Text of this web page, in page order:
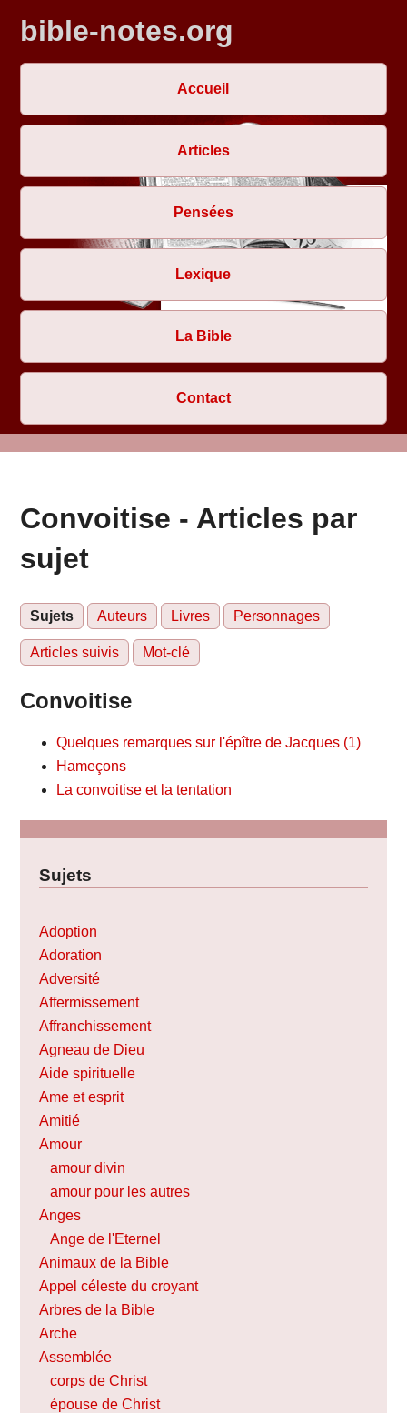
bible-notes.org
Accueil
Articles
Pensées
Lexique
La Bible
Contact
Convoitise - Articles par
sujet
Sujets Auteurs Livres Personnages
Articles suivis Mot-clé
Convoitise
Quelques remarques sur l'épître de Jacques (1)
Hameçons
La convoitise et la tentation
Sujets
Adoption
Adoration
Adversité
Affermissement
Affranchissement
Agneau de Dieu
Aide spirituelle
Ame et esprit
Amitié
Amour
amour divin
amour pour les autres
Anges
Ange de l'Eternel
Animaux de la Bible
Appel céleste du croyant
Arbres de la Bible
Arche
Assemblée
corps de Christ
épouse de Christ